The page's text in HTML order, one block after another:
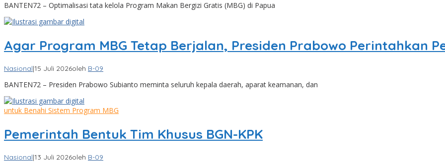
BANTEN72 – Optimalisasi tata kelola Program Makan Bergizi Gratis (MBG) di Papua
Agar Program MBG Tetap Berjalan, Presiden Prabowo Perintahkan
Nasional|15 Juli 2026oleh B-09
BANTEN72 – Presiden Prabowo Subianto meminta seluruh kepala daerah, aparat keamanan, dan
untuk Benahi Sistem Program MBG
Pemerintah Bentuk Tim Khusus BGN-KPK
Nasional|13 Juli 2026oleh B-09